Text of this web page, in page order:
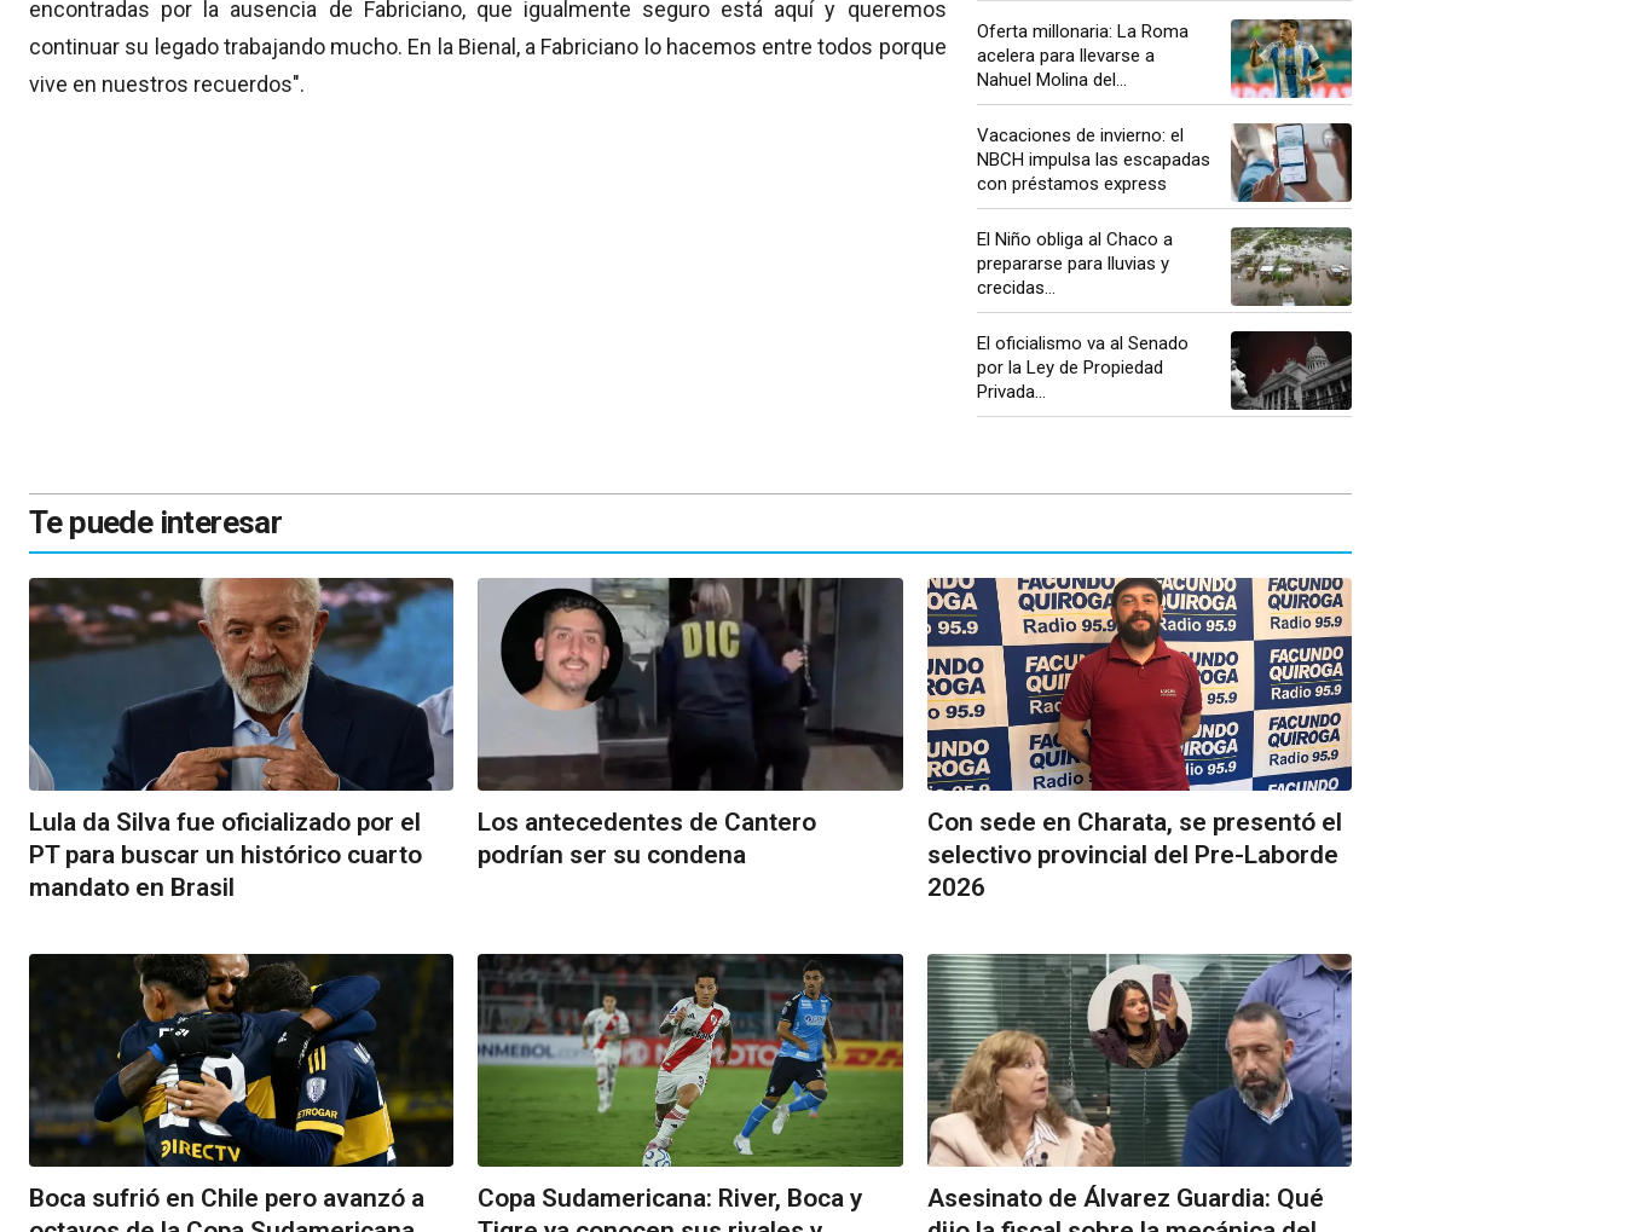
encontradas por la ausencia de Fabriciano, que igualmente seguro está aquí y queremos
continuar su legado trabajando mucho. En la Bienal, a Fabriciano lo hacemos entre todos porque
vive en nuestros recuerdos".
Oferta millonaria: La Roma
acelera para llevarse a
Nahuel Molina del...
Vacaciones de invierno: el
NBCH impulsa las escapadas
con préstamos express
El Niño obliga al Chaco a
prepararse para lluvias y
crecidas...
El oficialismo va al Senado
por la Ley de Propiedad
Privada...
Te puede interesar
Lula da Silva fue oficializado por el
PT para buscar un histórico cuarto
mandato en Brasil
Los antecedentes de Cantero
podrían ser su condena
Con sede en Charata, se presentó el
selectivo provincial del Pre-Laborde
2026
Boca sufrió en Chile pero avanzó a
Copa Sudamericana: River, Boca y
Asesinato de Álvarez Guardia: Qué